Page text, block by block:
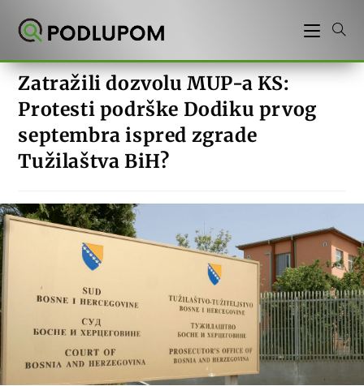
Zatražili dozvolu MUP-a KS:
Protesti podrške Dodiku prvog
septembra ispred zgrade
Tužilaštva BiH?